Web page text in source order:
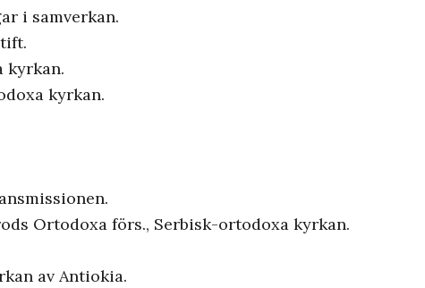
i samverkan.
kyrkan.
kyrkan.
Ortodoxa förs., Serbisk-ortodoxa kyrkan.
av Antiokia.